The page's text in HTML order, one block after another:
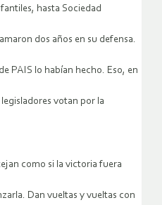
hasta Sociedad
dos años en su defensa.
PAIS lo habían hecho. Eso, en
votan por la
como si la victoria fuera
Dan vueltas y vueltas con